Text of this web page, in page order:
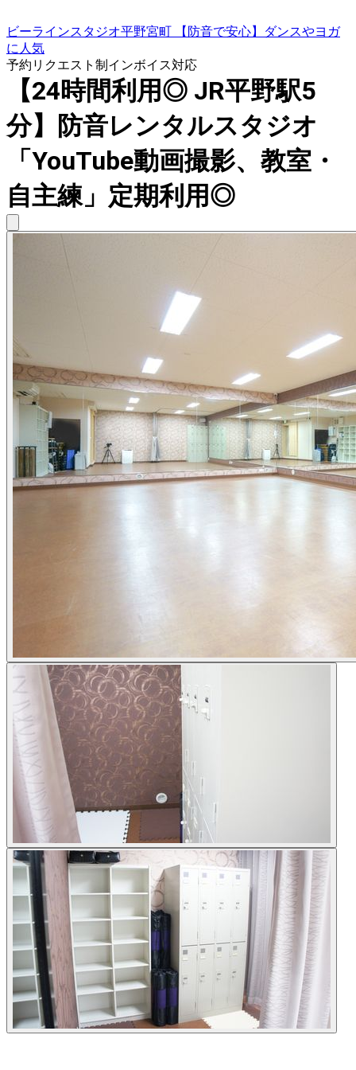
ビーラインスタジオ平野宮町 【防音で安心】ダンスやヨガ
に人気
予約リクエスト制インボイス対応
【24時間利用◎ JR平野駅5
分】防音レンタルスタジオ
「YouTube動画撮影、教室・
自主練」定期利用◎